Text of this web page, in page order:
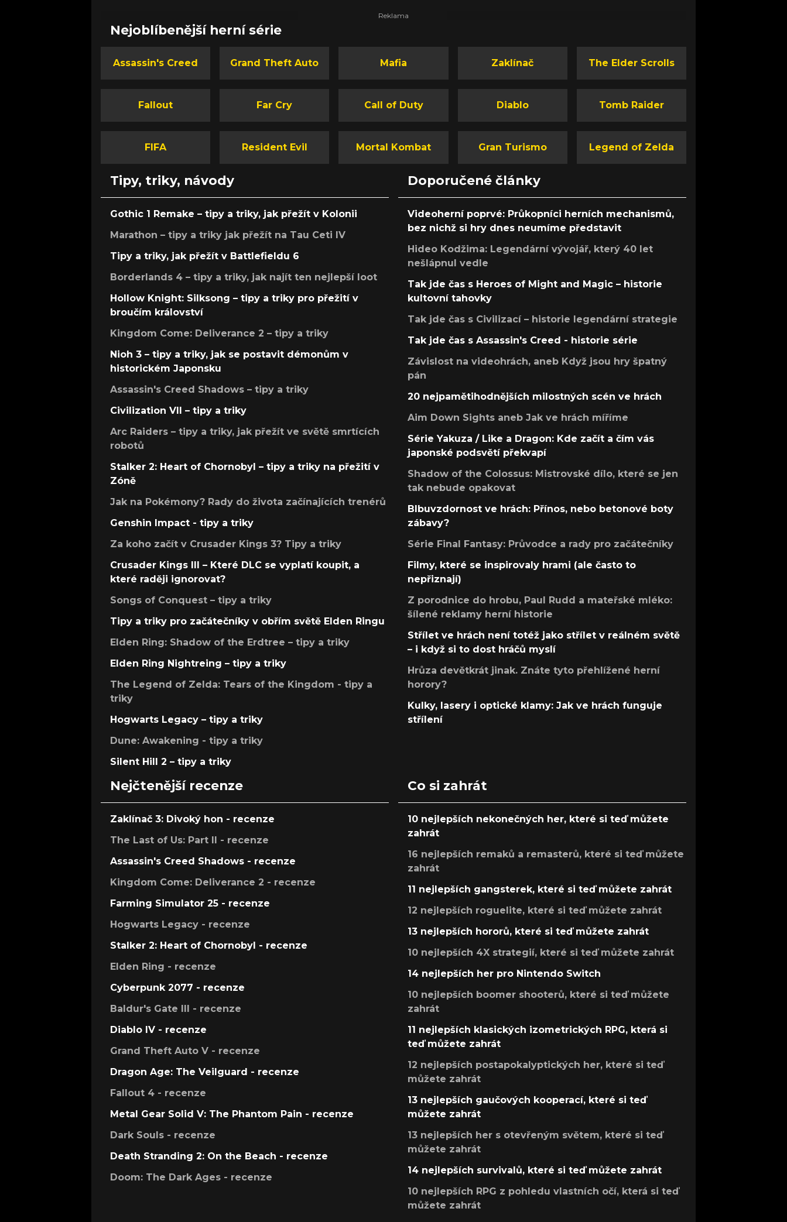
Nejoblíbenější herní série
Assassin's Creed Grand Theft Auto Mafia Zaklínač The Elder Scrolls
Fallout Far Cry Call of Duty Diablo Tomb Raider
FIFA Resident Evil Mortal Kombat Gran Turismo Legend of Zelda
Tipy, triky, návody
Gothic 1 Remake – tipy a triky, jak přežít v Kolonii
Marathon – tipy a triky jak přežít na Tau Ceti IV
Tipy a triky, jak přežít v Battlefieldu 6
Borderlands 4 – tipy a triky, jak najít ten nejlepší loot
Hollow Knight: Silksong – tipy a triky pro přežití v
broučím království
Kingdom Come: Deliverance 2 – tipy a triky
Nioh 3 – tipy a triky, jak se postavit démonům v
historickém Japonsku
Assassin's Creed Shadows – tipy a triky
Civilization VII – tipy a triky
Arc Raiders – tipy a triky, jak přežít ve světě smrtících
robotů
Stalker 2: Heart of Chornobyl – tipy a triky na přežití v
Zóně
Jak na Pokémony? Rady do života začínajících trenérů
Genshin Impact - tipy a triky
Za koho začít v Crusader Kings 3? Tipy a triky
Crusader Kings III – Které DLC se vyplatí koupit, a
které raději ignorovat?
Songs of Conquest – tipy a triky
Tipy a triky pro začátečníky v obřím světě Elden Ringu
Elden Ring: Shadow of the Erdtree – tipy a triky
Elden Ring Nightreing – tipy a triky
The Legend of Zelda: Tears of the Kingdom - tipy a
triky
Hogwarts Legacy – tipy a triky
Dune: Awakening - tipy a triky
Silent Hill 2 – tipy a triky
Doporučené články
Videoherní poprvé: Průkopníci herních mechanismů,
bez nichž si hry dnes neumíme představit
Hideo Kodžima: Legendární vývojář, který 40 let
nešlápnul vedle
Tak jde čas s Heroes of Might and Magic – historie
kultovní tahovky
Tak jde čas s Civilizací – historie legendární strategie
Tak jde čas s Assassin's Creed - historie série
Závislost na videohrách, aneb Když jsou hry špatný
pán
20 nejpamětihodnějších milostných scén ve hrách
Aim Down Sights aneb Jak ve hrách míříme
Série Yakuza / Like a Dragon: Kde začít a čím vás
japonské podsvětí překvapí
Shadow of the Colossus: Mistrovské dílo, které se jen
tak nebude opakovat
Blbuvzdornost ve hrách: Přínos, nebo betonové boty
zábavy?
Série Final Fantasy: Průvodce a rady pro začátečníky
Filmy, které se inspirovaly hrami (ale často to
nepřiznají)
Z porodnice do hrobu, Paul Rudd a mateřské mléko:
šílené reklamy herní historie
Střílet ve hrách není totéž jako střílet v reálném světě
– i když si to dost hráčů myslí
Hrůza devětkrát jinak. Znáte tyto přehlížené herní
horory?
Kulky, lasery i optické klamy: Jak ve hrách funguje
střílení
Nejčtenější recenze
Zaklínač 3: Divoký hon - recenze
The Last of Us: Part II - recenze
Assassin's Creed Shadows - recenze
Kingdom Come: Deliverance 2 - recenze
Farming Simulator 25 - recenze
Hogwarts Legacy - recenze
Stalker 2: Heart of Chornobyl - recenze
Elden Ring - recenze
Cyberpunk 2077 - recenze
Baldur's Gate III - recenze
Diablo IV - recenze
Grand Theft Auto V - recenze
Dragon Age: The Veilguard - recenze
Fallout 4 - recenze
Metal Gear Solid V: The Phantom Pain - recenze
Dark Souls - recenze
Death Stranding 2: On the Beach - recenze
Doom: The Dark Ages - recenze
Co si zahrát
10 nejlepších nekonečných her, které si teď můžete
zahrát
16 nejlepších remaků a remasterů, které si teď můžete
zahrát
11 nejlepších gangsterek, které si teď můžete zahrát
12 nejlepších roguelite, které si teď můžete zahrát
13 nejlepších hororů, které si teď můžete zahrát
10 nejlepších 4X strategií, které si teď můžete zahrát
14 nejlepších her pro Nintendo Switch
10 nejlepších boomer shooterů, které si teď můžete
zahrát
11 nejlepších klasických izometrických RPG, která si
teď můžete zahrát
12 nejlepších postapokalyptických her, které si teď
můžete zahrát
13 nejlepších gaučových kooperací, které si teď
můžete zahrát
13 nejlepších her s otevřeným světem, které si teď
můžete zahrát
14 nejlepších survivalů, které si teď můžete zahrát
10 nejlepších RPG z pohledu vlastních očí, která si teď
můžete zahrát